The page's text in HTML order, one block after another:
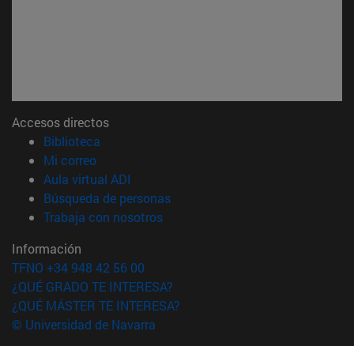
Accesos directos
Biblioteca
Mi correo(abre en nueva ventana)
Aula virtual ADI
Búsqueda de personas(abre en nueva ventana)
Trabaja con nosotros(abre en nueva ventana)
Información
TFNO +34 948 42 56 00
¿QUÉ GRADO TE INTERESA?
¿QUÉ MÁSTER TE INTERESA?
© Universidad de Navarra